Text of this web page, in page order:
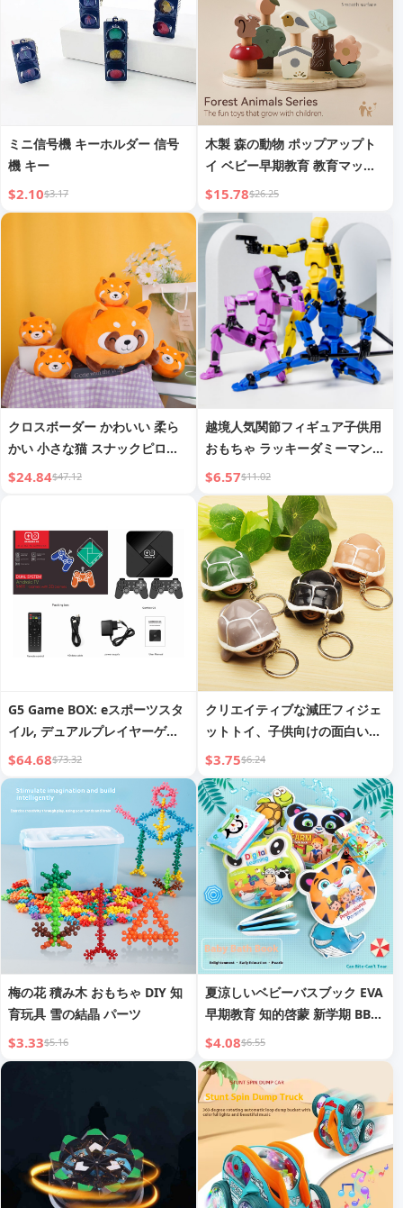
ミニ信号機 キーホルダー 信号
機 キー
$2.10$3.17
木製 森の動物 ポップアップト
イ ベビー早期教育 教育マッチ
ングゲーム
$15.78$26.25
クロスボーダー かわいい 柔ら
かい 小さな猫 スナックピロー
愛らしい猫 クマ ブタ スナック
$24.84$47.12
越境人気関節フィギュア子供用
おもちゃ ラッキーダミーマン
マルチジョイント可動ロボット
ドール デコレーションアイテム
$6.57$11.02
G5 Game BOX: eスポーツスタ
イル, デュアルプレイヤーゲー
ム, HDMI出力付きフルアクセサ
リーキット
$64.68$73.32
クリエイティブな減圧フィジェ
ットトイ、子供向けの面白いノ
ベルティカメハンドトイ、握
る、つまむ、発散、絞る
$3.75$6.24
梅の花 積み木 おもちゃ DIY 知
育玩具 雪の結晶 パーツ
$3.33$5.16
夏涼しいベビーバスブック EVA
早期教育 知的啓蒙 新学期 BBコ
ールコレクション付き
$4.08$6.55